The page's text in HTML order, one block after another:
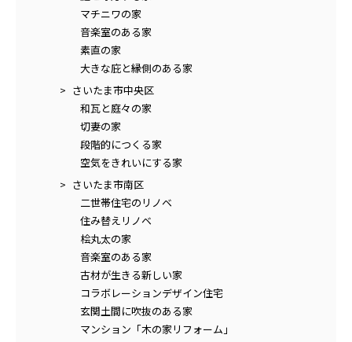
マチニワの家
音楽室のある家
素直の家
大きな庇と縁側のある家
さいたま市中央区
和瓦と庭々の家
切妻の家
段階的につくる家
空気をきれいにする家
さいたま市南区
二世帯住宅のリノベ
住み替えリノベ
桧丸太の家
音楽室のある家
古材が生きる新しい家
コラボレーションデザイン住宅
玄関土間に吹抜のある家
マンション「木の家リフォーム」